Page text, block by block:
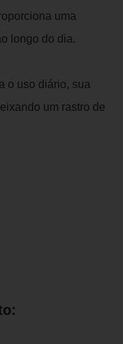
uma
longo do dia.
o uso diário, sua
um rastro de